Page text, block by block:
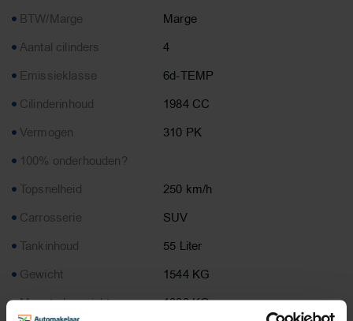
BTW/Marge
Marge
Aantal cilinders
4
Emissieklasse
6d-TEMP
Cilinderinhoud
1984 CC
Vermogen
310 PK
100% onderhouden?
Topsnelheid
250 km/h
Carrosserie
SUV
Tankinhoud
55 Liter
Gewicht
1544 KG
Max. trekgewicht
1800 KG